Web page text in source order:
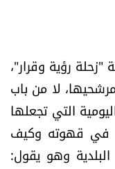
رؤية وقرار"،
لا من باب
التي تجعلها
في قهوته وكيف
وهو يقول: